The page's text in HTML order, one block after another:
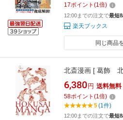
17ポイント (1倍)
12:00までの注文で最短
楽天ブックス
同じ商品
北斎漫画 [ 葛飾
6,380 円 送料無料
58ポイント (1倍)
5(1件)
12:00までの注文で最短